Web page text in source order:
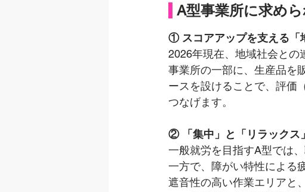
A型事業所に求め
① スコアアップを支える「
2026年現在、地域社会との
事業所の一部に、生産品を
ースを設けることで、評価
つなげます。
② 「集中」と「リラックス
一般就労を目指すA型では
一方で、障がい特性による
遮音性の高い作業エリアと